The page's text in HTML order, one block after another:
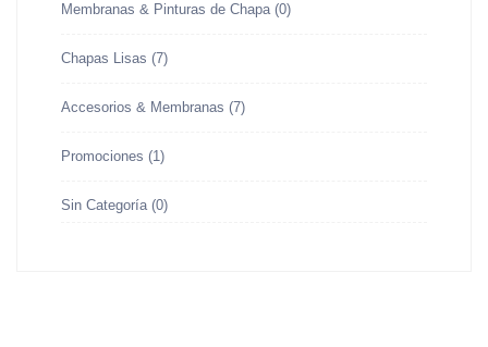
Membranas & Pinturas de Chapa (0)
Chapas Lisas (7)
Accesorios & Membranas (7)
Promociones (1)
Sin Categoría (0)